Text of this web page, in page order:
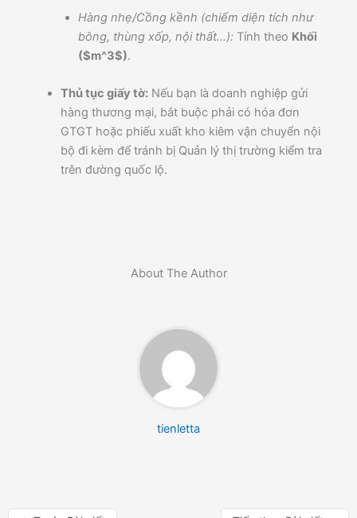
Hàng nhẹ/Cồng kềnh (chiếm diện tích như
bông, thùng xốp, nội thất…): Tính theo Khối
($m^3$).
Thủ tục giấy tờ: Nếu bạn là doanh nghiệp gửi
hàng thương mại, bắt buộc phải có hóa đơn
GTGT hoặc phiếu xuất kho kiêm vận chuyển nội
bộ đi kèm để tránh bị Quản lý thị trường kiểm tra
trên đường quốc lộ.
About The Author
tienletta